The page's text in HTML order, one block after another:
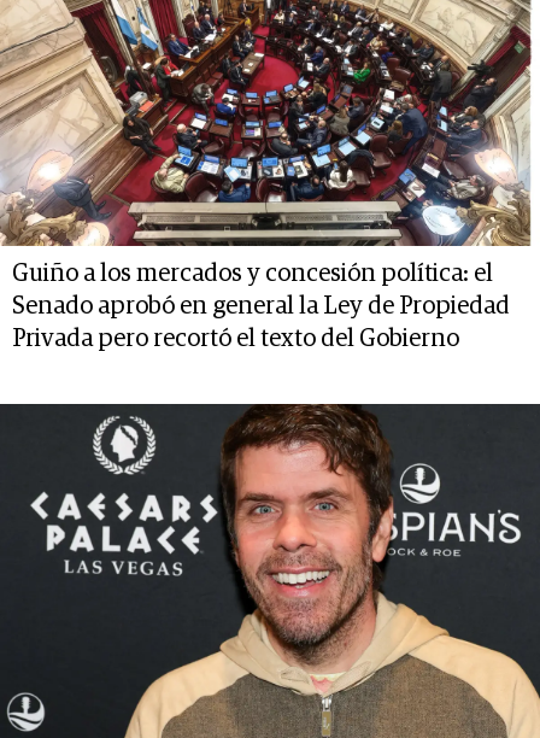
Guiño a los mercados y concesión política: el
Senado aprobó en general la Ley de Propiedad
Privada pero recortó el texto del Gobierno